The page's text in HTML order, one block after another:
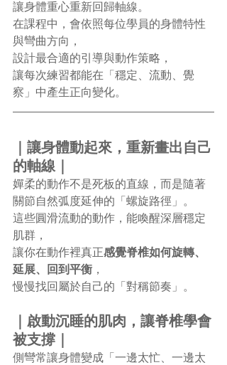
讓身體重心重新回歸軸線。
在課程中，會依照每位學員的身體特性
與彎曲方向，
設計最合適的引導與動作策略，
讓每次練習都能在「穩定、流動、覺
察」中產生正向變化。
｜讓身體動起來，重新畫出自己
的軸線｜
嬋柔的動作不是死板的直線，而是隨著
關節自然弧度延伸的「螺旋路徑」。
這些圓滑流動的動作，能喚醒深層穩定
肌群，
讓你在動作裡真正感覺脊椎如何旋轉、
延展、回到平衡 ，
慢慢找回屬於自己的「對稱節奏」。
｜啟動沉睡的肌肉，讓脊椎學會
被支撐｜
側彎常讓身體變成「一邊太忙、一邊太